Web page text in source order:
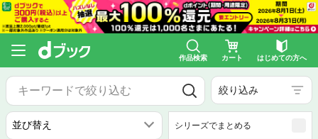
作品検索 カート はじめての方へ
絞り込み
シリーズでまとめる